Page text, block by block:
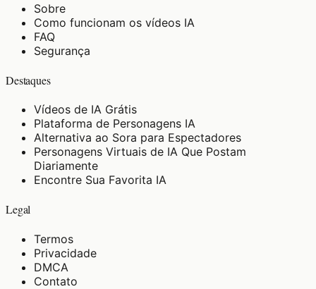
Sobre
Como funcionam os vídeos IA
FAQ
Segurança
Destaques
Vídeos de IA Grátis
Plataforma de Personagens IA
Alternativa ao Sora para Espectadores
Personagens Virtuais de IA Que Postam
Diariamente
Encontre Sua Favorita IA
Legal
Termos
Privacidade
DMCA
Contato